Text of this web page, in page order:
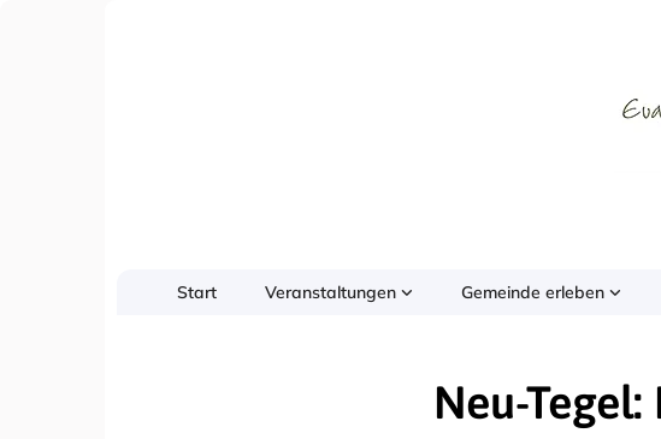
Start Veranstaltungen Gemeinde erleben
Neu-